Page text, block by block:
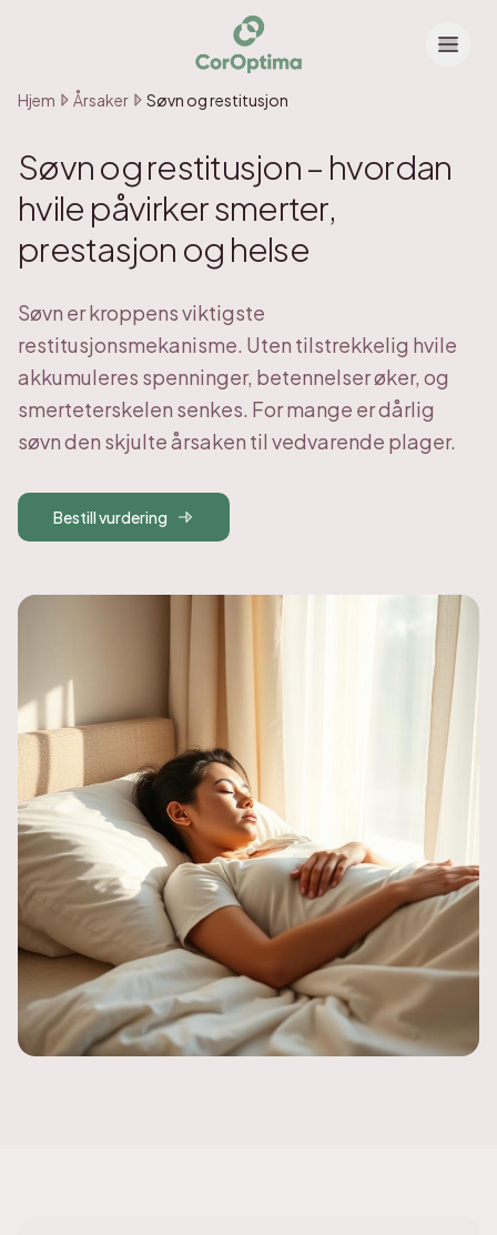
Hjem Årsaker Søvn og restitusjon
Søvn og restitusjon – hvordan
hvile påvirker smerter,
prestasjon og helse
Søvn er kroppens viktigste
restitusjonsmekanisme. Uten tilstrekkelig hvile
akkumuleres spenninger, betennelser øker, og
smerteterskelen senkes. For mange er dårlig
søvn den skjulte årsaken til vedvarende plager.
Bestill vurdering